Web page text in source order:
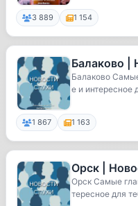
3 889 1 154
Балаково |
Балаково
е и интересное
1 867 1 163
Орск |
Орск Самые
тересное для